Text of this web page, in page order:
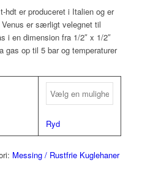
hdt er produceret i Italien og er
er særligt velegnet til
i en dimension fra 1/2″ x 1/2″
gas op til 5 bar og temperaturer
Ryd
Messing / Rustfrie Kuglehaner